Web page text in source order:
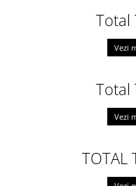
Total
Vezi
Total
Vezi
TOTAL